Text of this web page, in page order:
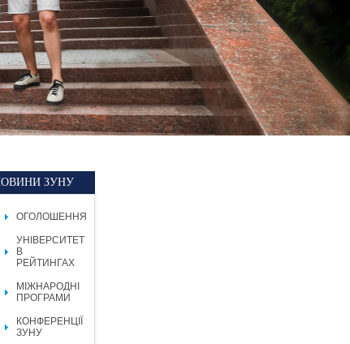
ЗУНУ
ОГОЛОШЕННЯ
УНІВЕРСИТЕТ
В
РЕЙТИНГАХ
МІЖНАРОДНІ
ПРОГРАМИ
КОНФЕРЕНЦІЇ
ЗУНУ